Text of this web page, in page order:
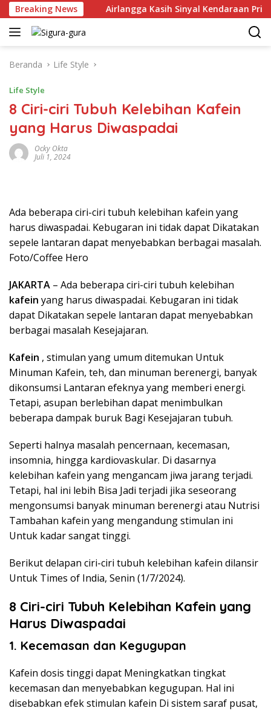
Langsung
ke
konten
Breaking News
2026 Airlangga Kasih Sinyal Kendaraan Pribadi
Beranda Life Style
Life Style
8 Ciri-ciri Tubuh Kelebihan Kafein
yang Harus Diwaspadai
Ocky Okta
Juli 1, 2024
Ada beberapa ciri-ciri tubuh kelebihan kafein yang
harus diwaspadai. Kebugaran ini tidak dapat Dikatakan
sepele lantaran dapat menyebabkan berbagai masalah.
Foto/Coffee Hero
JAKARTA – Ada beberapa ciri-ciri tubuh kelebihan
kafein yang harus diwaspadai. Kebugaran ini tidak
dapat Dikatakan sepele lantaran dapat menyebabkan
berbagai masalah Kesejajaran.
Kafein , stimulan yang umum ditemukan Untuk
Minuman Kafein, teh, dan minuman berenergi, banyak
dikonsumsi Lantaran efeknya yang memberi energi.
Tetapi, asupan berlebihan dapat menimbulkan
beberapa dampak buruk Bagi Kesejajaran tubuh.
Seperti halnya masalah pencernaan, kecemasan,
insomnia, hingga kardiovaskular. Di dasarnya
kelebihan kafein yang mengancam jiwa jarang terjadi.
Tetapi, hal ini lebih Bisa Jadi terjadi jika seseorang
mengonsumsi banyak minuman berenergi atau Nutrisi
Tambahan kafein yang mengandung stimulan ini
Untuk kadar sangat tinggi.
Berikut delapan ciri-ciri tubuh kelebihan kafein dilansir
Untuk Times of India, Senin (1/7/2024).
8 Ciri-ciri Tubuh Kelebihan Kafein yang
Harus Diwaspadai
1. Kecemasan dan Kegugupan
Kafein dosis tinggi dapat Meningkatkan tingkat
kecemasan dan menyebabkan kegugupan. Hal ini
disebabkan efek stimulan kafein Di sistem saraf pusat,